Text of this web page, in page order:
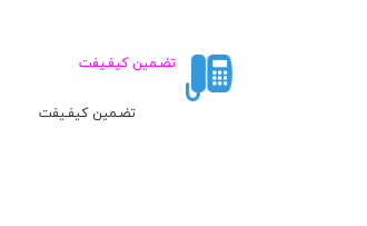
تضـمین کیفـیفت
تضـمین کیفـیفت